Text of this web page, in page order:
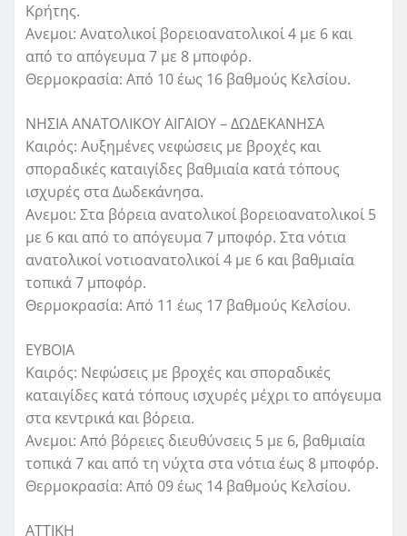
Κρήτης.
Ανεμοι: Ανατολικοί βορειοανατολικοί 4 με 6 και
από το απόγευμα 7 με 8 μποφόρ.
Θερμοκρασία: Από 10 έως 16 βαθμούς Κελσίου.
ΝΗΣΙΑ ΑΝΑΤΟΛΙΚΟΥ ΑΙΓΑΙΟΥ – ΔΩΔΕΚΑΝΗΣΑ
Καιρός: Αυξημένες νεφώσεις με βροχές και
σποραδικές καταιγίδες βαθμιαία κατά τόπους
ισχυρές στα Δωδεκάνησα.
Ανεμοι: Στα βόρεια ανατολικοί βορειοανατολικοί 5
με 6 και από το απόγευμα 7 μποφόρ. Στα νότια
ανατολικοί νοτιοανατολικοί 4 με 6 και βαθμιαία
τοπικά 7 μποφόρ.
Θερμοκρασία: Από 11 έως 17 βαθμούς Κελσίου.
ΕΥΒΟΙΑ
Καιρός: Νεφώσεις με βροχές και σποραδικές
καταιγίδες κατά τόπους ισχυρές μέχρι το απόγευμα
στα κεντρικά και βόρεια.
Ανεμοι: Από βόρειες διευθύνσεις 5 με 6, βαθμιαία
τοπικά 7 και από τη νύχτα στα νότια έως 8 μποφόρ.
Θερμοκρασία: Από 09 έως 14 βαθμούς Κελσίου.
ΑΤΤΙΚΗ